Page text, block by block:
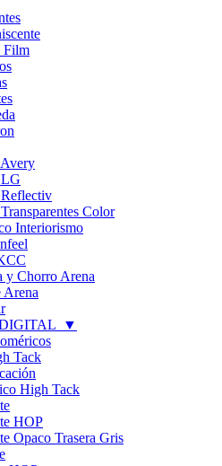
Film
Color
Interiorismo
y Chorro Arena
Arena
▼
Tack
High Tack
HOP
Opaco Trasera Gris